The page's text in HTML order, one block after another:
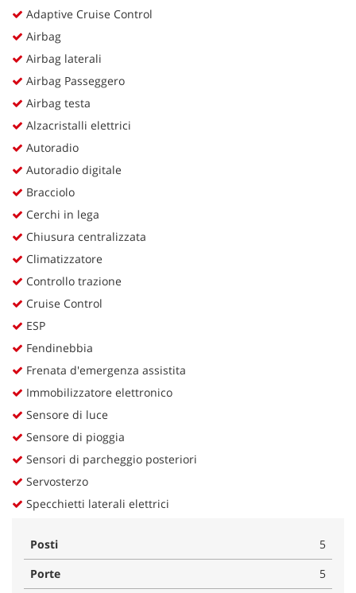
Adaptive Cruise Control
Airbag
Airbag laterali
Airbag Passeggero
Airbag testa
Alzacristalli elettrici
Autoradio
Autoradio digitale
Bracciolo
Cerchi in lega
Chiusura centralizzata
Climatizzatore
Controllo trazione
Cruise Control
ESP
Fendinebbia
Frenata d'emergenza assistita
Immobilizzatore elettronico
Sensore di luce
Sensore di pioggia
Sensori di parcheggio posteriori
Servosterzo
Specchietti laterali elettrici
Posti
5
Porte
5